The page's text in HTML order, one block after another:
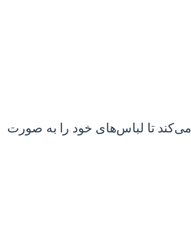
تا لباس‌های خود را به صورت